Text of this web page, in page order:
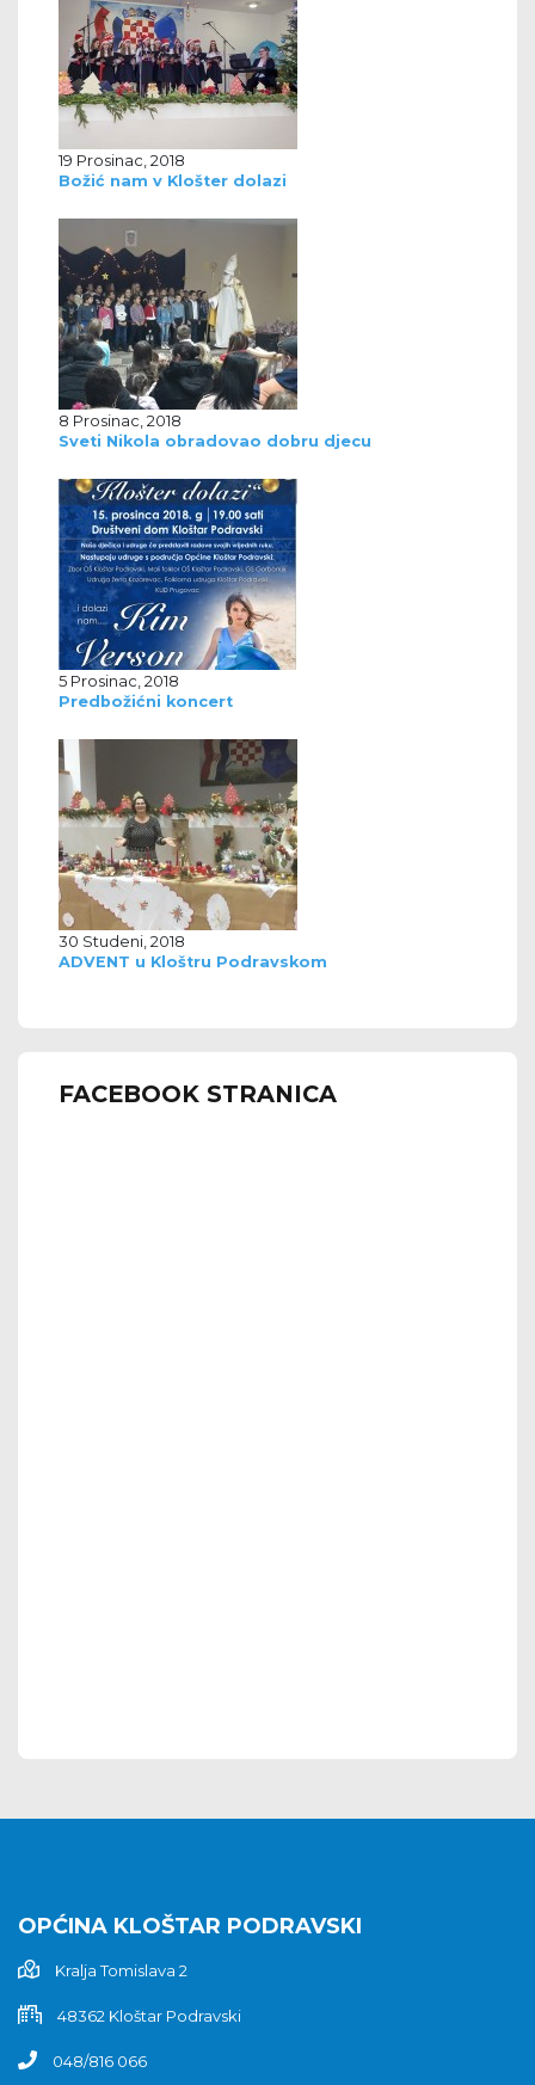
19 Prosinac, 2018
Božić nam v Klošter dolazi
8 Prosinac, 2018
Sveti Nikola obradovao dobru djecu
5 Prosinac, 2018
Predbožićni koncert
30 Studeni, 2018
ADVENT u Kloštru Podravskom
FACEBOOK STRANICA
OPĆINA KLOŠTAR PODRAVSKI
Kralja Tomislava 2
48362 Kloštar Podravski
048/816 066